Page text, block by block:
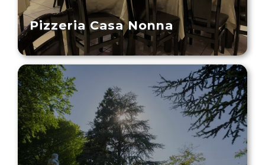
Pizzeria Casa Nonna